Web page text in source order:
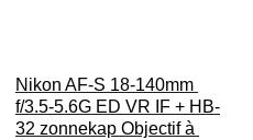
Nikon AF-S 18-140mm
f/3.5-5.6G ED VR IF + HB-
32 zonnekap Objectif à